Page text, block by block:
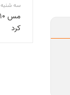
سه شنبه 18 اردیبهشت 1403
کرد